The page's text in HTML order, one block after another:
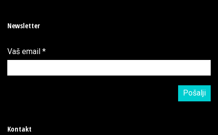
Newsletter
Vaš email *
Kontakt